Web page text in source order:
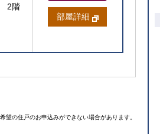
2階
部屋詳細
望の住戸のお申込みができない場合があります。